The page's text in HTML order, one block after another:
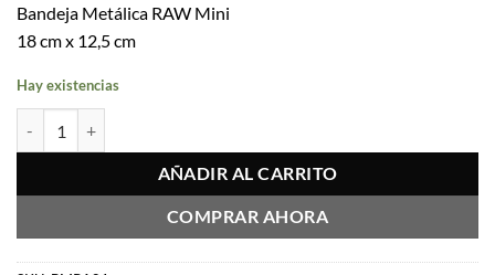
Bandeja Metálica RAW Mini
18 cm x 12,5 cm
Hay existencias
AÑADIR AL CARRITO
COMPRAR AHORA